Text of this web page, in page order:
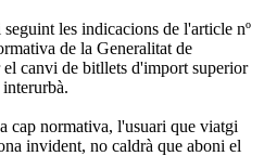
les indicacions de l'article nº
de la Generalitat de
canvi de bitllets d'import superior
cap normativa, l'usuari que viatgi
invident, no caldrà que aboni el